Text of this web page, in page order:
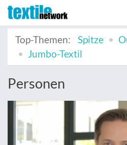
Top-Themen:
Spitze
Jumbo-Textil
Personen